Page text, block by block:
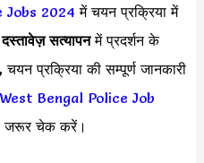
Jobs 2024 में चयन प्रक्रिया में
सत्यापन में प्रदर्शन के
प्रक्रिया की सम्पूर्ण जानकारी
West Bengal Police Job
चेक करें।